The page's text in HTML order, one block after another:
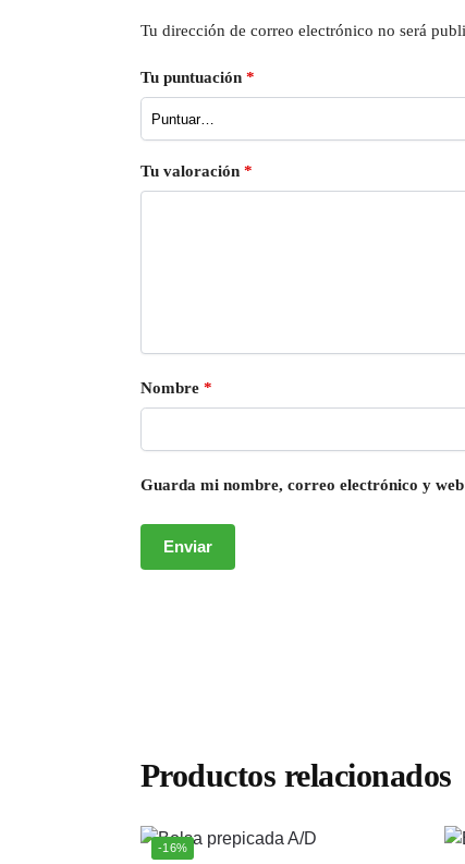
Tu dirección de correo electrónico no será
Tu puntuación *
Tu valoración *
Nombre *
Guarda mi nombre, correo electrónico y
Productos relacionados
-16%